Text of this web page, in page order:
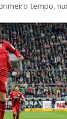
tempo,